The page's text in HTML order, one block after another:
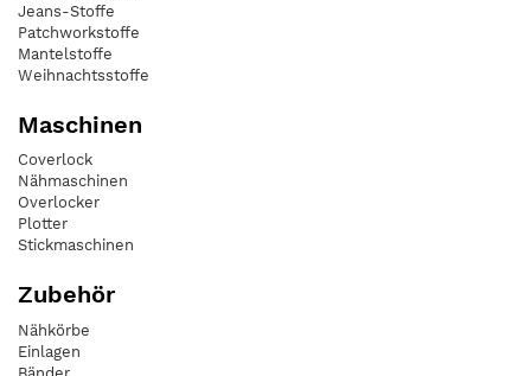
Jeans-Stoffe
Patchworkstoffe
Mantelstoffe
Weihnachtsstoffe
Maschinen
Coverlock
Nähmaschinen
Overlocker
Plotter
Stickmaschinen
Zubehör
Nähkörbe
Einlagen
Bänder